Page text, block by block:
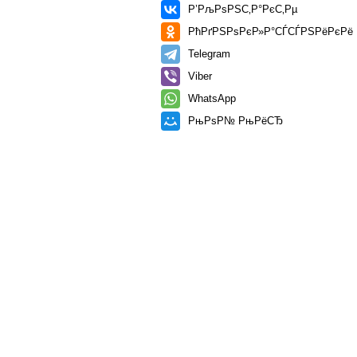
Р’РљРѕРЅС‚Р°РєС‚Рµ
РћРґРЅРѕРєР»Р°СЃСЃРЅРёРєРё
Telegram
Viber
WhatsApp
РњРѕР№ РњРёСЂ